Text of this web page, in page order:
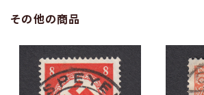
その他の商品